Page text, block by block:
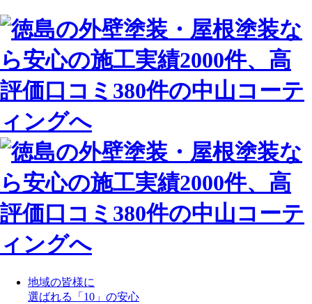
地域の皆様に
選ばれる「10」の安心